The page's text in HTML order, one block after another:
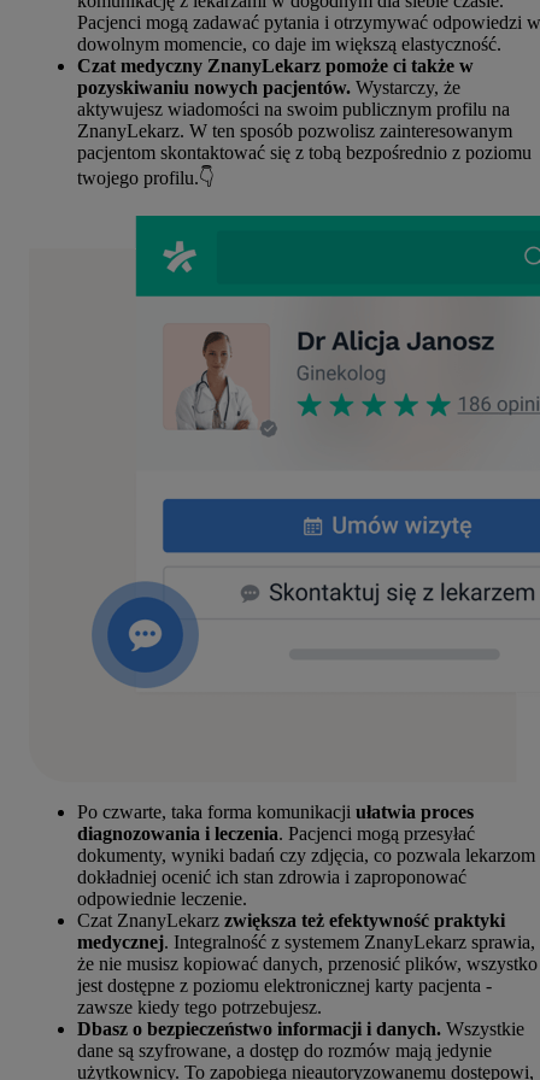
Pacjenci mogą zadawać pytania i otrzymywać odpowiedzi w
dowolnym momencie, co daje im większą elastyczność.
Czat medyczny ZnanyLekarz pomoże ci także w
pozyskiwaniu nowych pacjentów. Wystarczy, że
aktywujesz wiadomości na swoim publicznym profilu na
ZnanyLekarz. W ten sposób pozwolisz zainteresowanym
pacjentom skontaktować się z tobą bezpośrednio z poziomu
twojego profilu.👇
Po czwarte, taka forma komunikacji ułatwia proces
diagnozowania i leczenia. Pacjenci mogą przesyłać
dokumenty, wyniki badań czy zdjęcia, co pozwala lekarzom
dokładniej ocenić ich stan zdrowia i zaproponować
odpowiednie leczenie.
Czat ZnanyLekarz zwiększa też efektywność praktyki
medycznej. Integralność z systemem ZnanyLekarz sprawia,
że nie musisz kopiować danych, przenosić plików, wszystko
jest dostępne z poziomu elektronicznej karty pacjenta -
zawsze kiedy tego potrzebujesz.
Dbasz o bezpieczeństwo informacji i danych. Wszystkie
dane są szyfrowane, a dostęp do rozmów mają jedynie
użytkownicy. To zapobiega nieautoryzowanemu dostępowi,